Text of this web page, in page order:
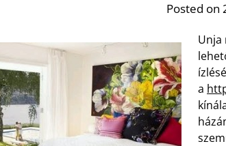
Posted on
Unja
a